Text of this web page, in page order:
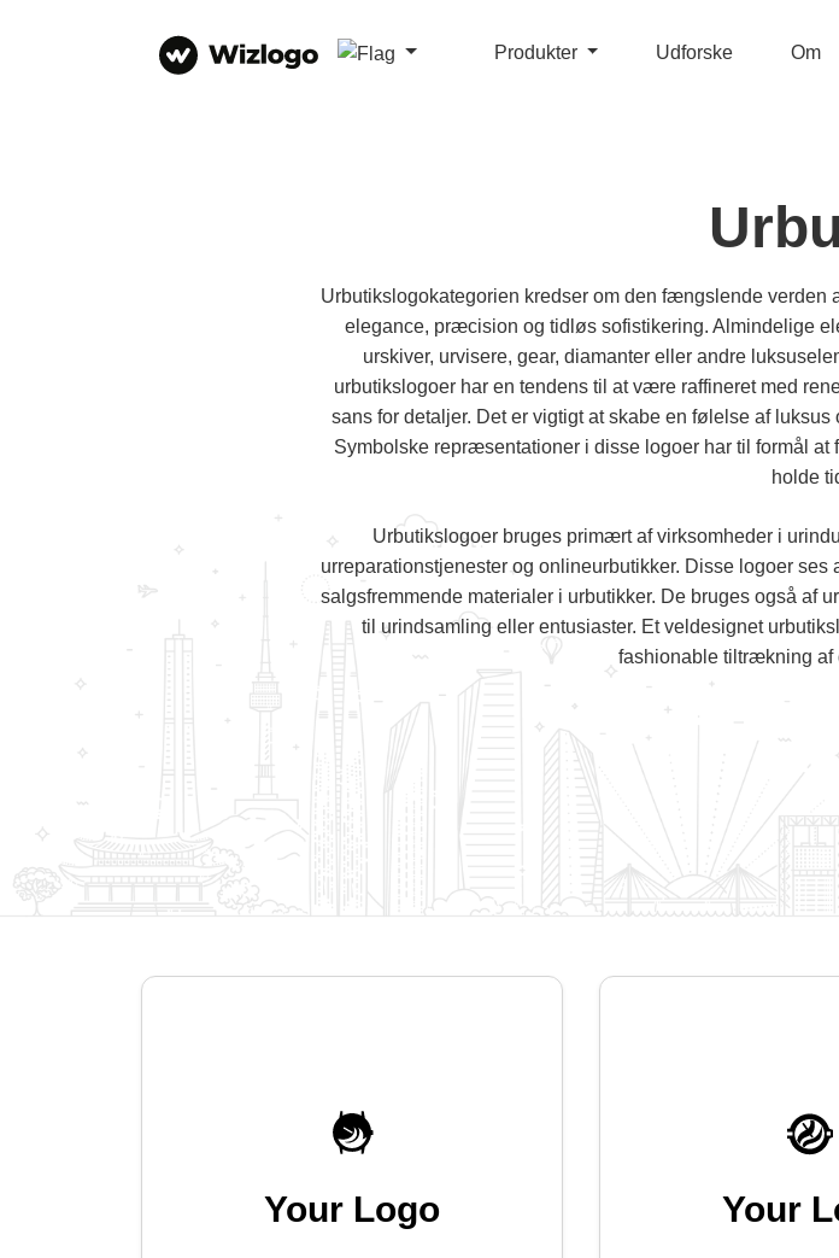
Produkter Udforske Om
Urbutikslogokategorien kredser om den fængslende verden
elegance, præcision og tidløs sofistikering. Almindelige
urskiver, urvisere, gear, diamanter eller andre
urbutikslogoer har en tendens til at være raffineret med
sans for detaljer. Det er vigtigt at skabe en følelse af
Symbolske repræsentationer i disse logoer har til formål
holde
Urbutikslogoer bruges primært af virksomheder i
urreparationstjenester og onlineurbutikker. Disse logoer
salgsfremmende materialer i urbutikker. De bruges også af
til urindsamling eller entusiaster. Et veldesignet
fashionable tiltrækning af
Your Logo Your